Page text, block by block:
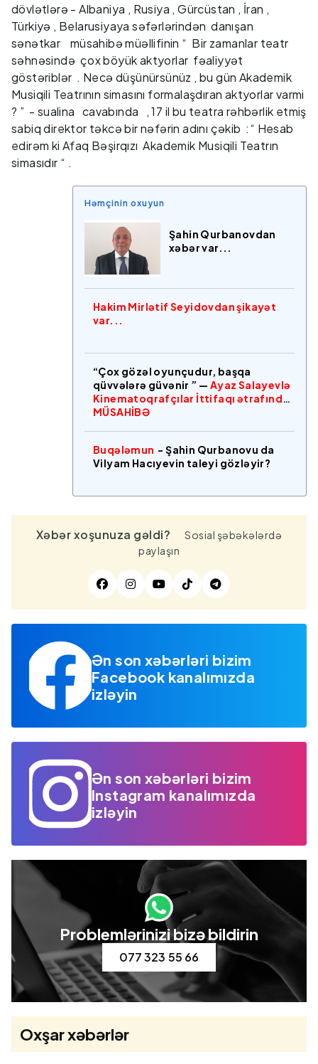
dövlətlərə - Albaniya , Rusiya , Gürcüstan , İran ,
Türkiyə , Belarusiyaya səfərlərindən danışan
sənətkar müsahibə müəllifinin “ Bir zamanlar teatr
səhnəsində çox böyük aktyorlar fəaliyyət
göstəriblər . Necə düşünürsünüz , bu gün Akademik
Musiqili Teatrının simasını formalaşdıran aktyorlar varmi
? ” - sualina cavabında , 17 il bu teatra rəhbərlik etmiş
sabiq direktor təkcə bir nəfərin adını çəkib :“ Hesab
edirəm ki Afaq Bəşirqızı Akademik Musiqili Teatrın
simasıdır “ .
Həmçinin oxuyun
Şahin Qurbanovdan
xəbər var...
Hakim Mirlətif Seyidovdan şikayət
var...
“Çox gözəl oyunçudur, başqa
qüvvələrə güvənir ” — Ayaz Salayevlə
Kinematoqrafçılar İttifaqı ətrafında
MÜSAHİBƏ
Buqələmun - Şahin Qurbanovu da
Vilyam Hacıyevin taleyi gözləyir?
Xəbər xoşunuza gəldi?
Sosial şəbəkələrdə
paylaşın
Ən son xəbərləri bizim
Facebook kanalımızda
izləyin
Ən son xəbərləri bizim
Instagram kanalımızda
izləyin
Problemlərinizi bizə bildirin
077 323 55 66
Oxşar xəbərlər